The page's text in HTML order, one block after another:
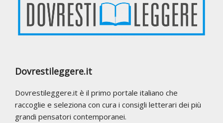
Dovrestileggere.it
Dovrestileggere.it è il primo portale italiano che
raccoglie e seleziona con cura i consigli letterari dei più
grandi pensatori contemporanei.